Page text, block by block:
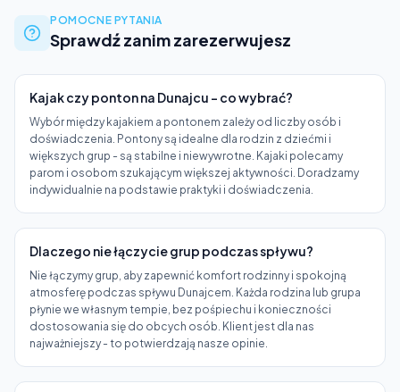
POMOCNE PYTANIA
Sprawdź zanim zarezerwujesz
Kajak czy ponton na Dunajcu - co wybrać?
Wybór między kajakiem a pontonem zależy od liczby osób i
doświadczenia. Pontony są idealne dla rodzin z dziećmi i
większych grup - są stabilne i niewywrotne. Kajaki polecamy
parom i osobom szukającym większej aktywności. Doradzamy
indywidualnie na podstawie praktyki i doświadczenia.
Dlaczego nie łączycie grup podczas spływu?
Nie łączymy grup, aby zapewnić komfort rodzinny i spokojną
atmosferę podczas spływu Dunajcem. Każda rodzina lub grupa
płynie we własnym tempie, bez pośpiechu i konieczności
dostosowania się do obcych osób. Klient jest dla nas
najważniejszy - to potwierdzają nasze opinie.